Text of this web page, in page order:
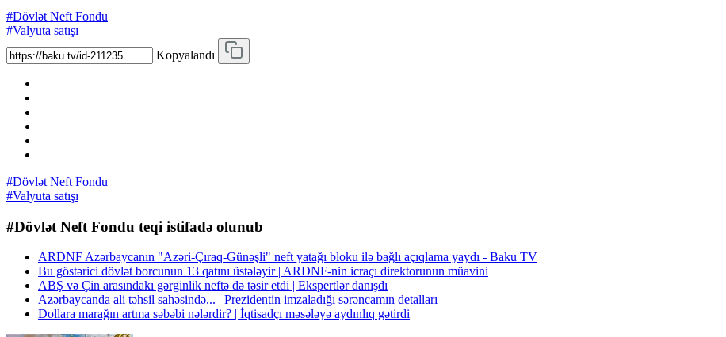
#Dövlət Neft Fondu
#Valyuta satışı
Kopyalandı
#Dövlət Neft Fondu
#Valyuta satışı
#Dövlət Neft Fondu teqi istifadə olunub
ARDNF Azərbaycanın "Azəri-Çıraq-Günəşli" neft yatağı bloku ilə bağlı açıqlama yaydı - Baku TV
Bu göstərici dövlət borcunun 13 qatını üstələyir | ARDNF-nin icraçı direktorunun müavini
ABŞ və Çin arasındakı gərginlik neftə də təsir etdi | Ekspertlər danışdı
Azərbaycanda ali təhsil sahəsində... | Prezidentin imzaladığı sərəncamın detalları
Dollara marağın artma səbəbi nələrdir? | İqtisadçı məsələyə aydınlıq gətirdi